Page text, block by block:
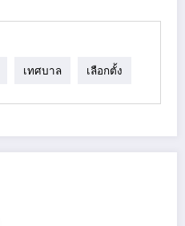
เทศบาล เลือกตั้ง